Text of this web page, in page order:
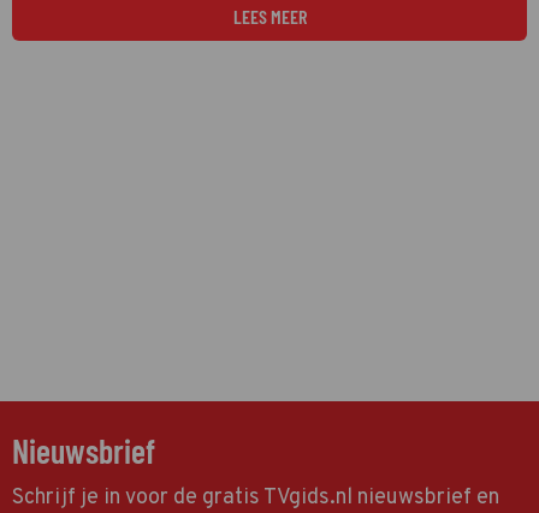
LEES MEER
Nieuwsbrief
Schrijf je in voor de gratis TVgids.nl nieuwsbrief en